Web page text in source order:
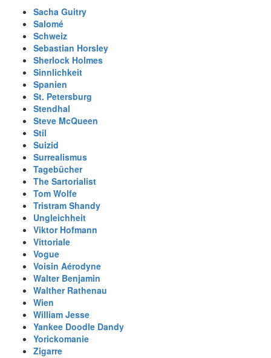
Sacha Guitry
Salomé
Schweiz
Sebastian Horsley
Sherlock Holmes
Sinnlichkeit
Spanien
St. Petersburg
Stendhal
Steve McQueen
Stil
Suizid
Surrealismus
Tagebücher
The Sartorialist
Tom Wolfe
Tristram Shandy
Ungleichheit
Viktor Hofmann
Vittoriale
Vogue
Voisin Aérodyne
Walter Benjamin
Walther Rathenau
Wien
William Jesse
Yankee Doodle Dandy
Yorickomanie
Zigarre